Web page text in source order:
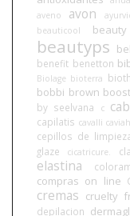
aveno avon
beauticool
beautyps
benefit benetton
Biolage bioterra
bobbi brown
by seelvana
c
capilatis cavalli
cepillos de
glaze
cicatricure.
elastina
compras on line
cremas cruelty
depilacion